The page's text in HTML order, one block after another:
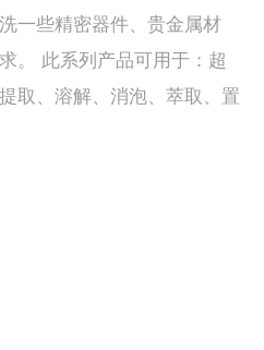
一些精密器件、贵金属材
。 此系列产品可用于：超
取、溶解、消泡、萃取、置